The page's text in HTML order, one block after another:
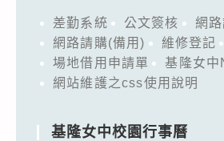
差勤系統 公文簽核
網
網路請購(備用)
維修登記
場地借用申請單
基隆女
網站維護之css使用說明
基隆女中校園行事曆